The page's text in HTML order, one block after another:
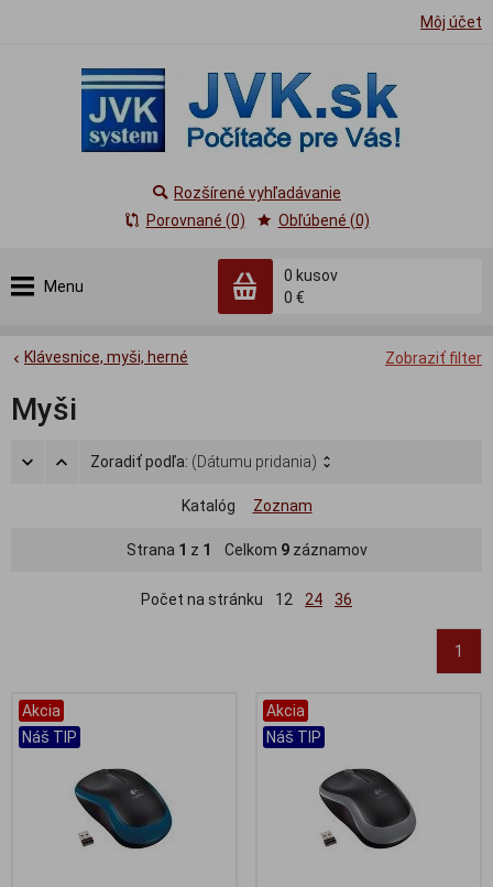
Môj účet
Menu
0 kusov
0 €
Rozšírené vyhľadávanie
Porovnané (0)
Obľúbené (0)
Zobraziť filter
Klávesnice, myši, herné
Myši
Zoradiť podľa: (Dátumu pridania)
Katalóg Zoznam
Strana 1 z 1 Celkom 9záznamov
Počet na stránku 12 24 36
1
Akcia
Náš TIP
Akcia
Náš TIP